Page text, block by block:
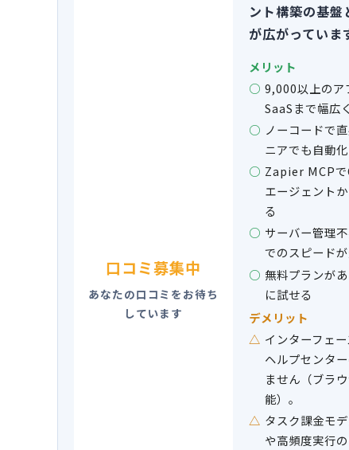
口コミ募集中
あなたの口コミをお待ち
しています
ント構築の基盤
が広がっていま
メリット
9,000以上のア
SaaSまで幅広
ノーコードで
ニアでも自動
Zapier MCP
エージェント
る
サーバー管理
でのスピード
無料プランが
に試せる
デメリット
インターフェ
ヘルプセンタ
ません（ブラ
能）。
タスク課金モ
や高頻度実行